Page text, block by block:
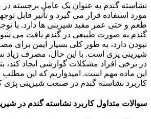
نشاسته گندم به عنوان یک عامل برجسته
مورد استفاده قرار می گیرد و تأثیر قابل
طعم و حتی عمر مفید شیرینی ها دارد. با
گندم به صورت طبیعی در گندم یافت می شود
نبودن دارد، به طور کلی بسیار ایمن برای
شیرینی پزی است. با این حال، مصرف زیاد
در برخی افراد مشکلات گوارشی ایجاد کند،
این ماده مهم است. امیدواریم که این مطلب
کاربرد نشاسته گندم در صنعت شیرینی پزی
سوالات متداول کاربرد نشاسته گندم در